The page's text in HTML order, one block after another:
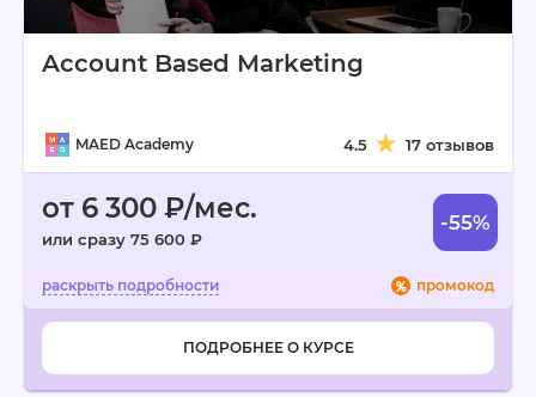
Account Based Marketing
MAED Academy 4.5 17 отзывов
от 6 300 ₽/мес.
или сразу 75 600 ₽
-55%
промокод
ПОДРОБНЕЕ О КУРСЕ